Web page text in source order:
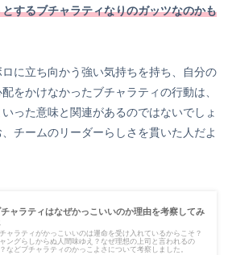
するブチャラティなりのガッツなのかも
に立ち向かう強い気持ちを持ち、自分の
をかけなかったブチャラティの行動は、
った意味と関連があるのではないでしょ
チームのリーダーらしさを貫いた人だよ
チャラティはなぜかっこいいのか理由を考察してみ
ャラティがかっこいいのは運命を受け入れているからこそ？
ングらしからぬ人間味ゆえ？なぜ理想の上司と言われるの
などブチャラティのかっこよさについて考察しました。